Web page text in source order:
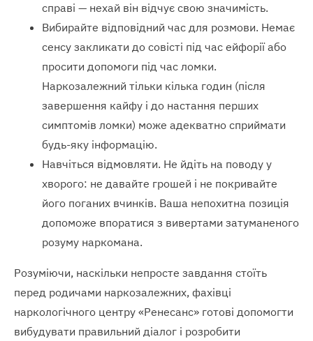
справі — нехай він відчує свою значимість.
Вибирайте відповідний час для розмови. Немає
сенсу закликати до совісті під час ейфорії або
просити допомоги під час ломки.
Наркозалежний тільки кілька годин (після
завершення кайфу і до настання перших
симптомів ломки) може адекватно сприймати
будь-яку інформацію.
Навчіться відмовляти. Не йдіть на поводу у
хворого: не давайте грошей і не покривайте
його поганих вчинків. Ваша непохитна позиція
допоможе впоратися з вивертами затуманеного
розуму наркомана.
Розуміючи, наскільки непросте завдання стоїть
перед родичами наркозалежних, фахівці
наркологічного центру «Ренесанс» готові допомогти
вибудувати правильний діалог і розробити